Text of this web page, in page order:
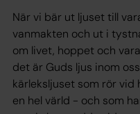
När vi bär ut ljuset till
vanmakten och ut i
om livet, hoppet och
det är Guds ljus inom
kärleksljuset som rör
en hel värld - och som